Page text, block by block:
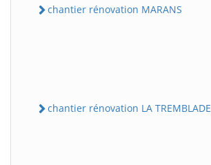
chantier rénovation MARANS
chantier rénovation LA TREMBLADE